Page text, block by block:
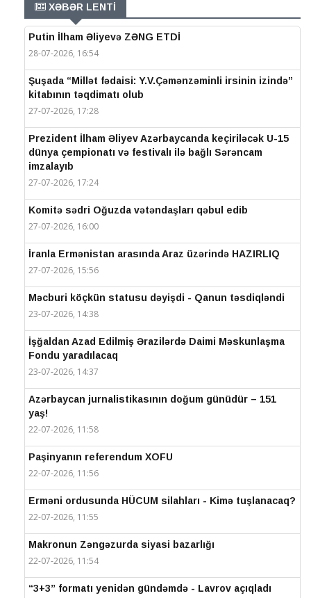
XƏBƏR LENTİ
Putin İlham Əliyevə ZƏNG ETDİ
28-07-2026, 16:54
Şuşada “Millət fədaisi: Y.V.Çəmənzəminli irsinin izində”
kitabının təqdimatı olub
27-07-2026, 17:28
Prezident İlham Əliyev Azərbaycanda keçiriləcək U-15
dünya çempionatı və festivalı ilə bağlı Sərəncam
imzalayıb
27-07-2026, 17:24
Komitə sədri Oğuzda vətəndaşları qəbul edib
27-07-2026, 16:00
İranla Ermənistan arasında Araz üzərində HAZIRLIQ
27-07-2026, 15:56
Məcburi köçkün statusu dəyişdi - Qanun təsdiqləndi
23-07-2026, 14:38
İşğaldan Azad Edilmiş Ərazilərdə Daimi Məskunlaşma
Fondu yaradılacaq
23-07-2026, 14:37
Azərbaycan jurnalistikasının doğum günüdür – 151
yaş!
22-07-2026, 11:58
Paşinyanın referendum XOFU
22-07-2026, 11:56
Erməni ordusunda HÜCUM silahları - Kimə tuşlanacaq?
22-07-2026, 11:55
Makronun Zəngəzurda siyasi bazarlığı
22-07-2026, 11:54
“3+3” formatı yenidən gündəmdə - Lavrov açıqladı